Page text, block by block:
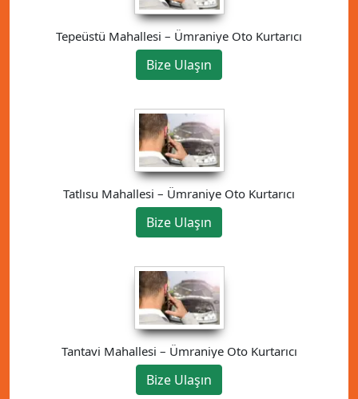
Tepeüstü Mahallesi – Ümraniye Oto Kurtarıcı
Bize Ulaşın
Tatlısu Mahallesi – Ümraniye Oto Kurtarıcı
Bize Ulaşın
Tantavi Mahallesi – Ümraniye Oto Kurtarıcı
Bize Ulaşın